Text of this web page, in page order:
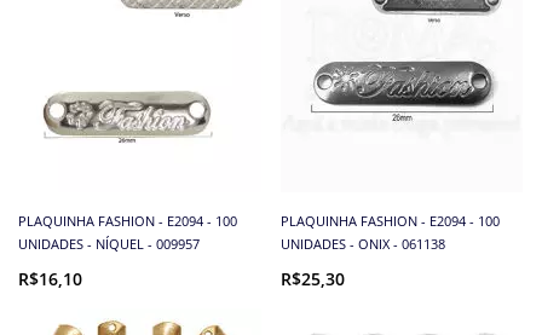
PLAQUINHA FASHION - E2094 - 100
UNIDADES - NÍQUEL - 009957
R$16,10
PLAQUINHA FASHION - E2094 - 100
UNIDADES - ONIX - 061138
R$25,30